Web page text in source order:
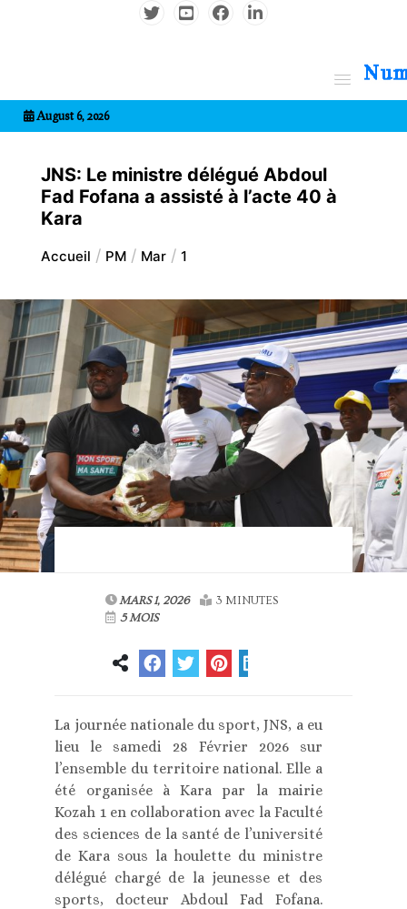
August 6, 2026
JNS: Le ministre délégué Abdoul
Fad Fofana a assisté à l’acte 40 à
Kara
Accueil PM Mar 1
MARS 1, 2026
3 MINUTES
5 MOIS
La journée nationale du sport, JNS, a eu
lieu le samedi 28 Février 2026 sur
l’ensemble du territoire national. Elle a
été organisée à Kara par la mairie
Kozah 1 en collaboration avec la Faculté
des sciences de la santé de l’université
de Kara sous la houlette du ministre
délégué chargé de la jeunesse et des
sports, docteur Abdoul Fad Fofana.